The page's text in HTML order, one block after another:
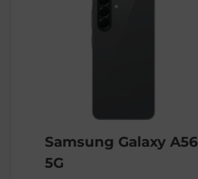
Samsung Galaxy A56
5G